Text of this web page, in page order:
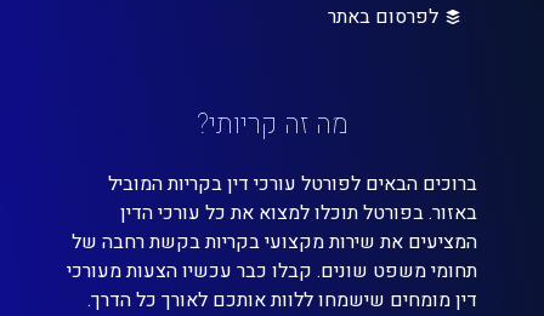
לפרסום באתר
מה זה קריותי?
ברוכים הבאים לפורטל עורכי דין בקריות המוביל
באזור. בפורטל תוכלו למצוא את כל עורכי הדין
המציעים את שירות מקצועי בקריות בקשת רחבה של
תחומי משפט שונים. קבלו כבר עכשיו הצעות מעורכי
דין מומחים שישמחו ללוות אותכם לאורך כל הדרך.